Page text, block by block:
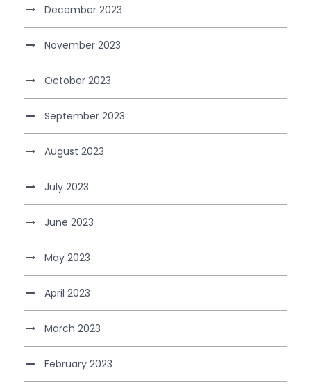
December 2023
November 2023
October 2023
September 2023
August 2023
July 2023
June 2023
May 2023
April 2023
March 2023
February 2023